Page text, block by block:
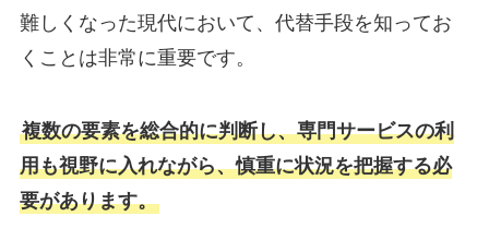
難しくなった現代において、代替手段を知ってお
くことは非常に重要です。
複数の要素を総合的に判断し、専門サービスの利
用も視野に入れながら、慎重に状況を把握する必
要があります。